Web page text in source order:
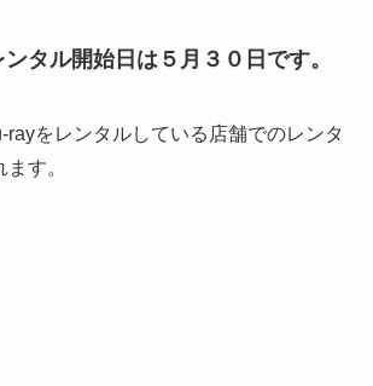
タル開始日は５月３０日です。
をレンタルしている店舗でのレンタ
す。